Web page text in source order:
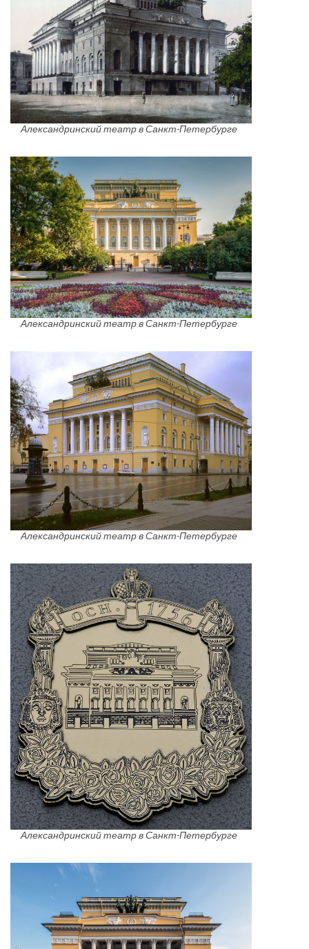
Александринский театр в Санкт-Петербурге
Александринский театр в Санкт-Петербурге
Александринский театр в Санкт-Петербурге
Александринский театр в Санкт-Петербурге